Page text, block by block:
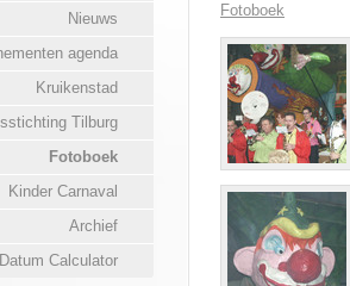
Nieuws
agenda
Kruikenstad
Tilburg
Fotoboek
Kinder Carnaval
Archief
Datum Calculator
Fotoboek